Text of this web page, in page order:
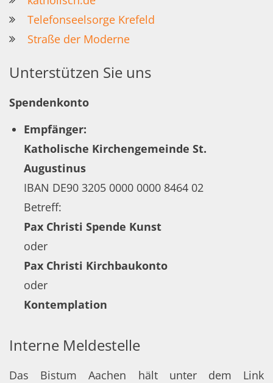
Telefonseelsorge Krefeld
Straße der Moderne
Unterstützen Sie uns
Spendenkonto
Empfänger:
Katholische Kirchengemeinde St.
Augustinus
IBAN DE90 3205 0000 0000 8464 02
Betreff:
Pax Christi Spende Kunst
oder
Pax Christi Kirchbaukonto
oder
Kontemplation
Interne Meldestelle
Das Bistum Aachen hält unter dem Link